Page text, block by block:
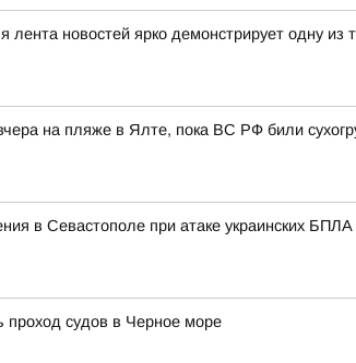
новостей ярко демонстрирует одну из
на пляже в Ялте, пока ВС РФ били
в Севастополе при атаке украинских БПЛА
проход судов в Черное море